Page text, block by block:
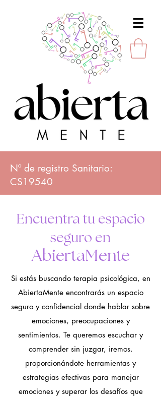
Nº de registro Sanitario:
CS19540
Av. de Portugal 3, Bajo Izquierda,
Encuentra tu espacio
seguro en
AbiertaMente
Si estás buscando terapia psicológica, en
AbiertaMente encontrarás un espacio
seguro y confidencial donde hablar sobre
emociones, preocupaciones y
sentimientos. Te queremos escuchar y
comprender sin juzgar, iremos.
proporcionándote herramientas y
estrategias efectivas para manejar
emociones y superar los desafíos que